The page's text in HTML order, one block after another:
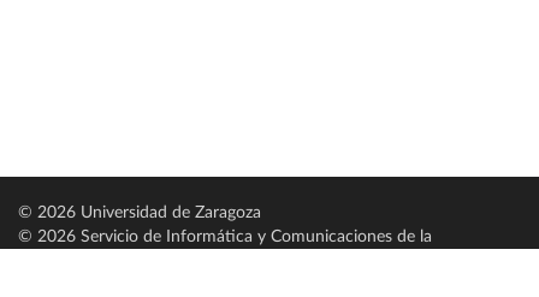
© 2026 Universidad de Zaragoza
© 2026 Servicio de Informática y Comunicaciones de la